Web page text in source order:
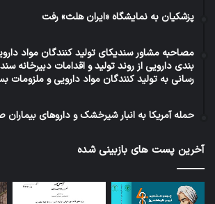
پزشکیان به نمایشگاه «ایران هلث» رفت
مصاحبه مشاور سندیکای تولید کنندگان مواد
بندی دارویی از روند تولید و اقدامات دبیرخانه
رسانی به تولید کنندگان مواد دارویی و ملزومات
حمله آمریکا به انبار شیرخشک و داروهای
آخرین پست های بازبینی شده